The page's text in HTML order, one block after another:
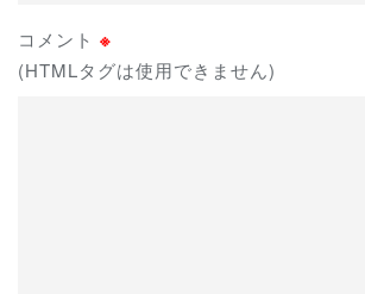
コメント ※
(HTMLタグは使用できません)